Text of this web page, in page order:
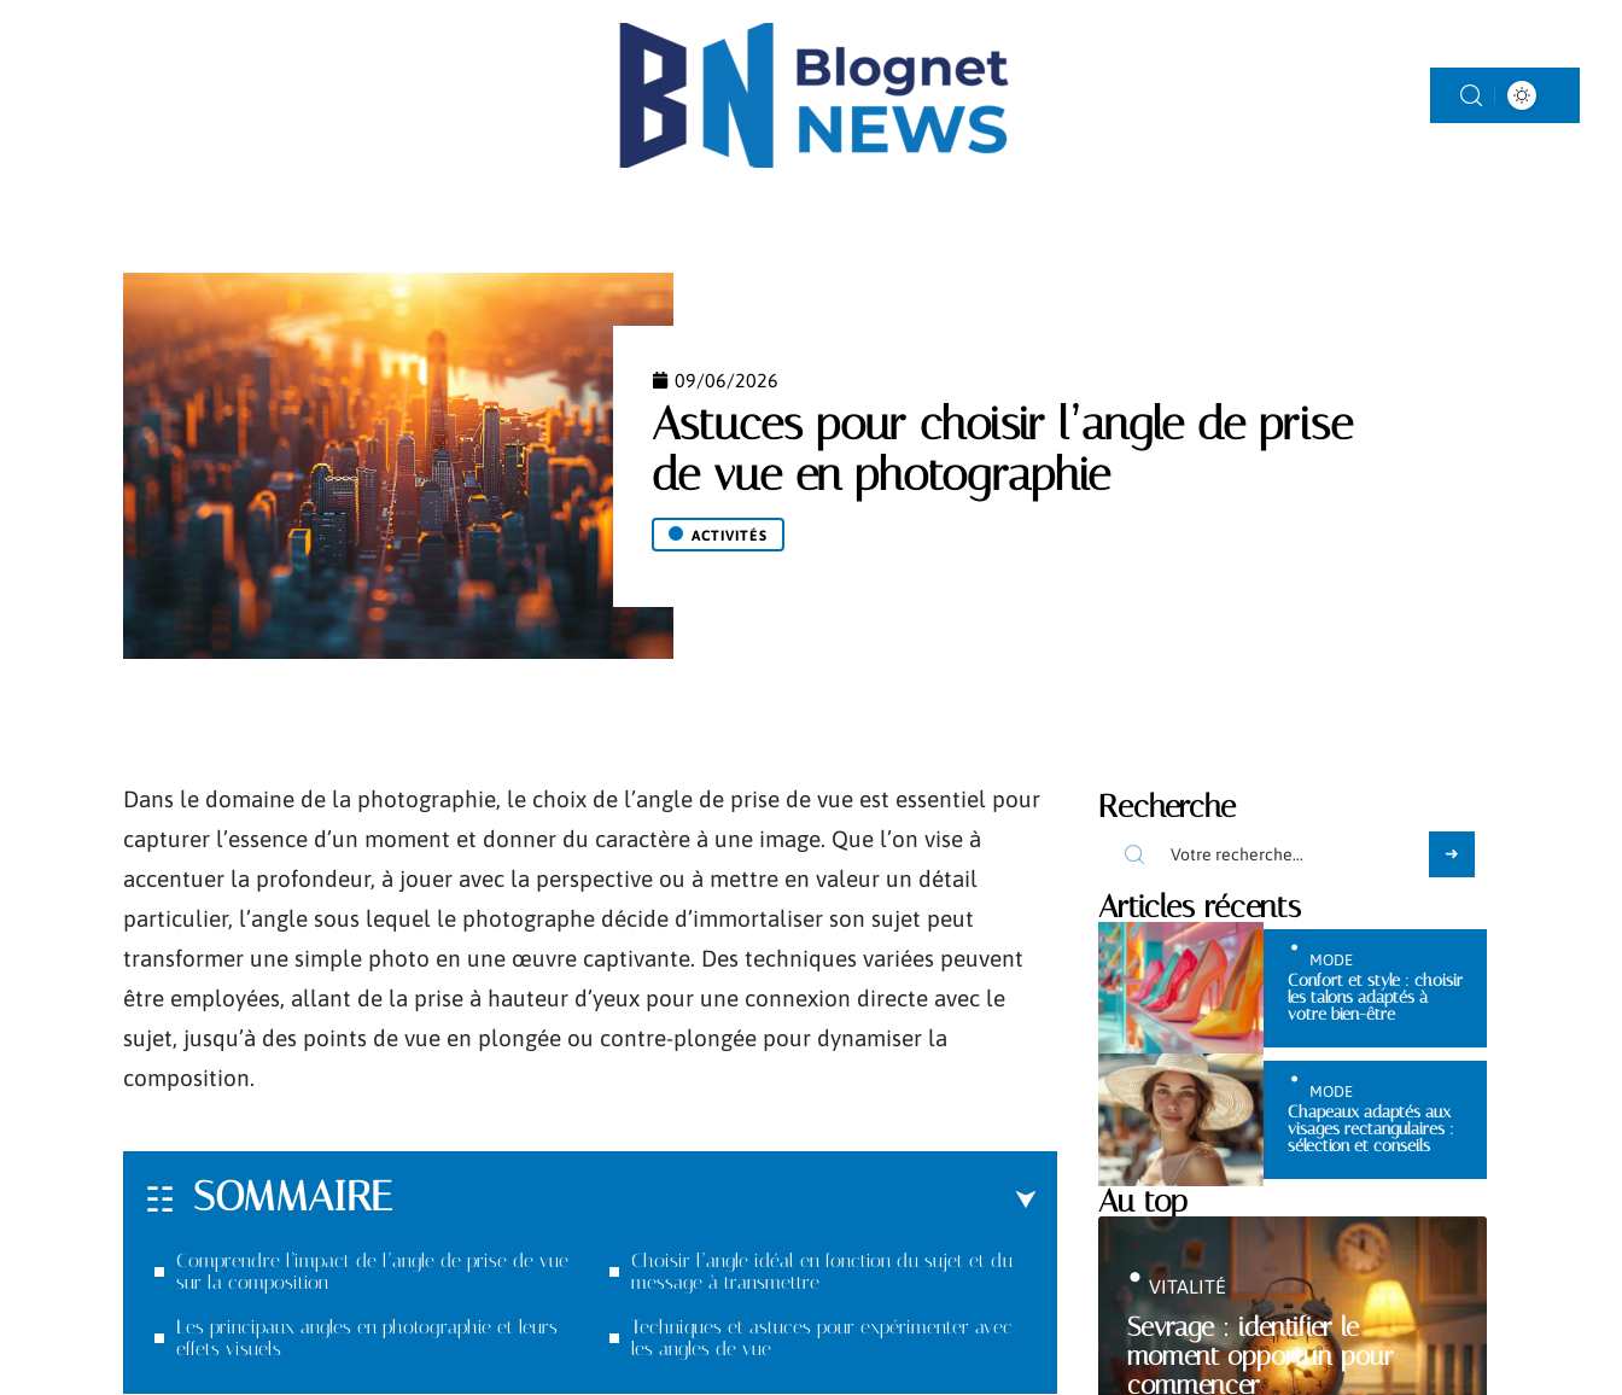
09/06/2026
Astuces pour choisir l’angle de prise
de vue en photographie
ACTIVITÉS
Dans le domaine de la photographie, le choix de l’angle de prise de vue est essentiel pour
capturer l’essence d’un moment et donner du caractère à une image. Que l’on vise à
accentuer la profondeur, à jouer avec la perspective ou à mettre en valeur un détail
particulier, l’angle sous lequel le photographe décide d’immortaliser son sujet peut
transformer une simple photo en une œuvre captivante. Des techniques variées peuvent
être employées, allant de la prise à hauteur d’yeux pour une connexion directe avec le
sujet, jusqu’à des points de vue en plongée ou contre-plongée pour dynamiser la
composition.
SOMMAIRE
Comprendre l’impact de l’angle de prise de vue
sur la composition
Les principaux angles en photographie et leurs
effets visuels
Choisir l’angle idéal en fonction du sujet et du
message à transmettre
Techniques et astuces pour expérimenter avec
les angles de vue
Recherche
Articles récents
MODE
Confort et style : choisir
les talons adaptés à
votre bien-être
MODE
Chapeaux adaptés aux
visages rectangulaires :
sélection et conseils
Au top
Sevrage : identifier le
moment opportun pour
commencer
VITALITÉ